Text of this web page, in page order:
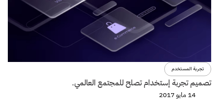
تجربة المستخدم
تصميم تجربة إستخدام تصلح للمجتمع العالمي.
14 مايو 2017